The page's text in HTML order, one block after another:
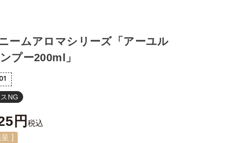
ニームアロマシリーズ「アーユル
プー200ml」
NG
税込
]